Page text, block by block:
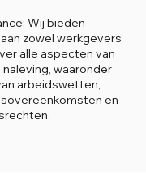
Wij bieden
zowel werkgevers
alle aspecten van
waaronder
arbeidswetten,
en